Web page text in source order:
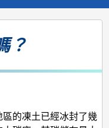
？
的凍土已經冰封了幾